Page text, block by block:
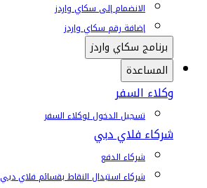
الانضمام إلى سكاي واردز
إضافة رقم سكاي واردز
برنامج سكاي واردز
المساعدة
وكلاء السفر
تسجيل الدخول لوكلاء السفر
شركاء فلاي دبي
شركاء الدفع
شركاء استبدال النقاط بقسائم فلاي دبي